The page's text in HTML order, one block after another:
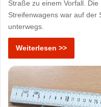
Straße zu einem Vorfall.
Streifenwagens war auf der
unterwegs.
Weiterlesen >>